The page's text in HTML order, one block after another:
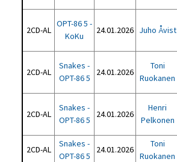
2CD-AL
OPT-86 5 -
KoKu
24.01.2026 Juho Åvist
2CD-AL
Snakes -
OPT-86 5
24.01.2026
Toni
Ruokanen
2CD-AL
Snakes -
OPT-86 5
24.01.2026
Henri
Pelkonen
2CD-AL
Snakes -
OPT-86 5
24.01.2026
Toni
Ruokanen